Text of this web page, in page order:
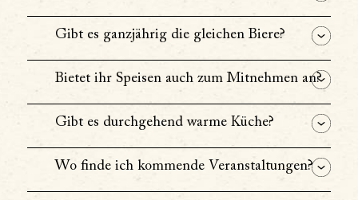
Gibt es ganzjährig die gleichen Biere?
Bietet ihr Speisen auch zum Mitnehmen an?
Gibt es durchgehend warme Küche?
Wo finde ich kommende Veranstaltungen?